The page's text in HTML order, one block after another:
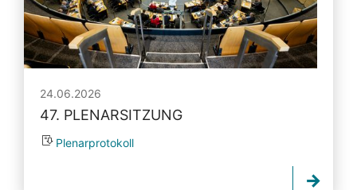
24.06.2026
47. PLENARSITZUNG
Plenarprotokoll